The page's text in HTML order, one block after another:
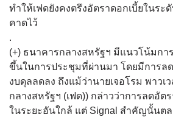
ทำให้เฟดยังคงตรึงอัตราดอกเบี้ยในระ
คาดไว้
.
(+) ธนาคารกลางสหรัฐฯ มีแนวโน้มกา
ขึ้นในการประชุมที่ผ่านมา โดยมีการ
งบดุลลดลง ถึงแม้ว่านายเจอโรม พาวเ
กลางสหรัฐฯ (เฟด)) กล่าวว่าการลดอัต
ในระยะอันใกล้ แต่ Signal สำคัญนั้นตล